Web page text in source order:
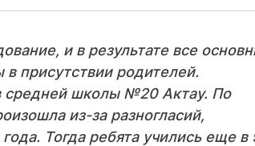
и в результате все
присутствии родителей.
средней школы №20 Актау. По
из-за разногласий,
Тогда ребята учились еще в